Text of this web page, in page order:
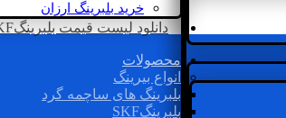
خرید بلبرینگ ارزان
دانلود لیست قیمت بلبرینگSKF
محصولات
انواع بیرینگ
بلبرینگ های ساچمه گرد
بلبرینگSKF